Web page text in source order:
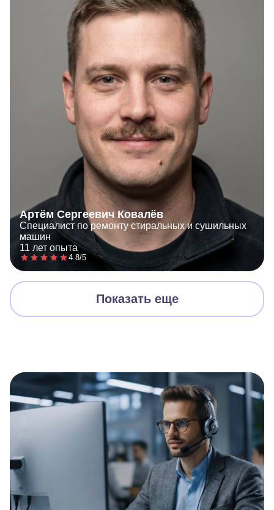
Артём Сергеевич Ковалёв
Специалист по ремонту стиральных и сушильных
машин
11 лет опыта
4.8/5
Показать еще